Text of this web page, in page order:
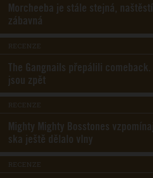
Morcheeba je stále stejná,
zábavná
RECENZE
The Gangnails přepálili
jsou zpět
RECENZE
Mighty Mighty Bosstones
ska ještě dělalo vlny
RECENZE